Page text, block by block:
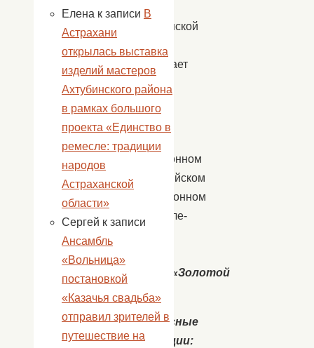
культуры
Астраханской
приглашает
традиционном
прикаспийском
телевизионном
фестивале-
маэстро
«Золотой
ключик»
Конкурсные
номинации:
Елена к записи В
Астрахани
открылась выставка
изделий мастеров
Ахтубинского района
в рамках большого
проекта «Единство в
ремесле: традиции
народов
Астраханской
области»
Сергей к записи
Ансамбль
«Вольница»
постановкой
«Казачья свадьба»
отправил зрителей в
путешествие на